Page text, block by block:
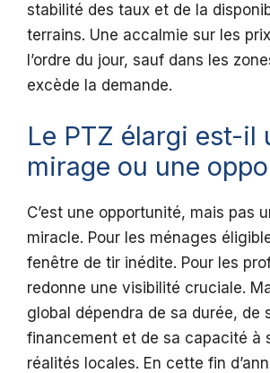
stabilité des taux et de la
terrains. Une accalmie sur les
l’ordre du jour, sauf dans les
excède la demande.
Le PTZ élargi est-il
mirage ou une
C’est une opportunité, mais pas
miracle. Pour les ménages
fenêtre de tir inédite. Pour les
redonne une visibilité cruciale.
global dépendra de sa durée, de
financement et de sa capacité à
réalités locales. En cette fin